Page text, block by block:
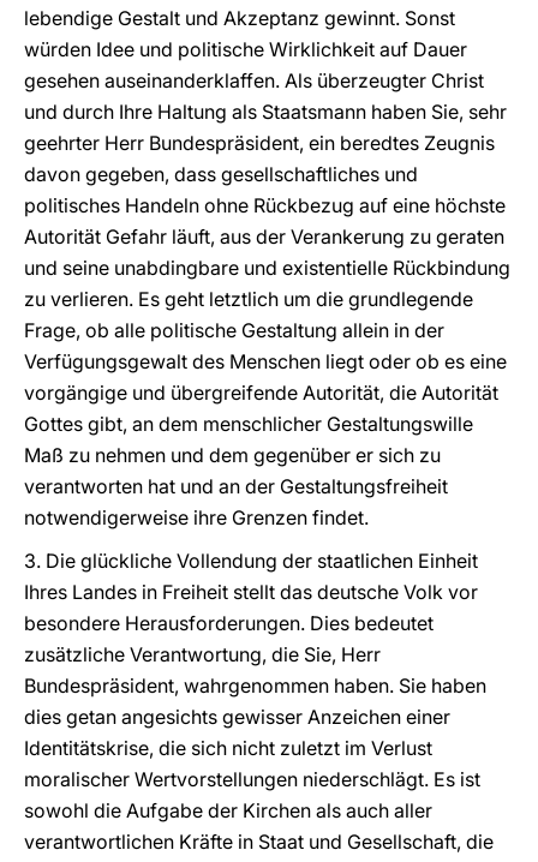
lebendige Gestalt und Akzeptanz gewinnt. Sonst
würden Idee und politische Wirklichkeit auf Dauer
gesehen auseinanderklaffen. Als überzeugter Christ
und durch Ihre Haltung als Staatsmann haben Sie, sehr
geehrter Herr Bundespräsident, ein beredtes Zeugnis
davon gegeben, dass gesellschaftliches und
politisches Handeln ohne Rückbezug auf eine höchste
Autorität Gefahr läuft, aus der Verankerung zu geraten
und seine unabdingbare und existentielle Rückbindung
zu verlieren. Es geht letztlich um die grundlegende
Frage, ob alle politische Gestaltung allein in der
Verfügungsgewalt des Menschen liegt oder ob es eine
vorgängige und übergreifende Autorität, die Autorität
Gottes gibt, an dem menschlicher Gestaltungswille
Maß zu nehmen und dem gegenüber er sich zu
verantworten hat und an der Gestaltungsfreiheit
notwendigerweise ihre Grenzen findet.
3. Die glückliche Vollendung der staatlichen Einheit
Ihres Landes in Freiheit stellt das deutsche Volk vor
besondere Herausforderungen. Dies bedeutet
zusätzliche Verantwortung, die Sie, Herr
Bundespräsident, wahrgenommen haben. Sie haben
dies getan angesichts gewisser Anzeichen einer
Identitätskrise, die sich nicht zuletzt im Verlust
moralischer Wertvorstellungen niederschlägt. Es ist
sowohl die Aufgabe der Kirchen als auch aller
verantwortlichen Kräfte in Staat und Gesellschaft, die